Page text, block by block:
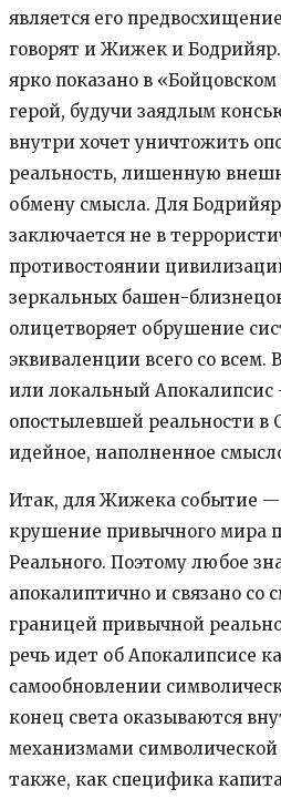
является его
говорят и Жижек и
ярко показано в
герой, будучи заядлым
внутри хочет уничтожить
реальность, лишенную
обмену смысла. Для
заключается не в
противостоянии
зеркальных башен-
олицетворяет обрушение
эквиваленции всего со всем.
или локальный
опостылевшей реальности в
идейное, наполненное
Итак, для Жижека событие —
крушение привычного мира
Реального. Поэтому любое
апокалиптично и связано со
границей привычной
речь идет об Апокалипсисе
самообновлении
конец света оказываются
механизмами
также, как специфика